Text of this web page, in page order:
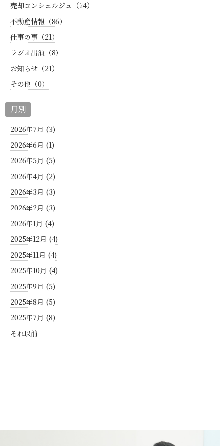
売却コンシェルジュ（24）
不動産情報（86）
仕事の事（21）
ラジオ出演（8）
お知らせ（21）
その他（0）
月別
2026年7月 (3)
2026年6月 (1)
2026年5月 (5)
2026年4月 (2)
2026年3月 (3)
2026年2月 (3)
2026年1月 (4)
2025年12月 (4)
2025年11月 (4)
2025年10月 (4)
2025年9月 (5)
2025年8月 (5)
2025年7月 (8)
それ以前